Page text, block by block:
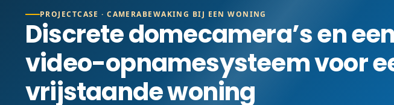
PROJECTCASE · CAMERABEWAKING BIJ EEN WONING
Discrete domecamera’s en
video-opnamesysteem voor
vrijstaande woning